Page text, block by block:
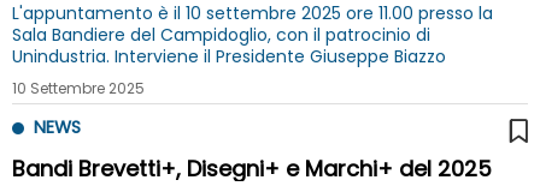
L'appuntamento è il 10 settembre 2025 ore 11.00 presso la
Sala Bandiere del Campidoglio, con il patrocinio di
Unindustria. Interviene il Presidente Giuseppe Biazzo
10 Settembre 2025
NEWS
Bandi Brevetti+, Disegni+ e Marchi+ del 2025